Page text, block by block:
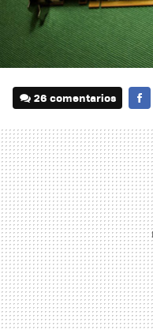
26 comentarios